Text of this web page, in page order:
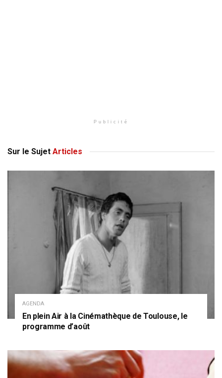
Publicité
Sur le Sujet Articles
AGENDA
En plein Air à la Cinémathèque de Toulouse, le
programme d’août